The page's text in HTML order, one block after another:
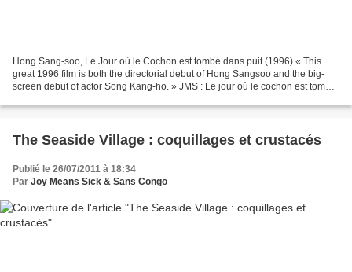
Hong Sang-soo, Le Jour où le Cochon est tombé dans puit (1996) « This
great 1996 film is both the directorial debut of Hong Sangsoo and the big-
screen debut of actor Song Kang-ho. » JMS : Le jour où le cochon est tombé
The Seaside Village : coquillages et crustacés
Publié le 26/07/2011 à 18:34
Par Joy Means Sick & Sans Congo